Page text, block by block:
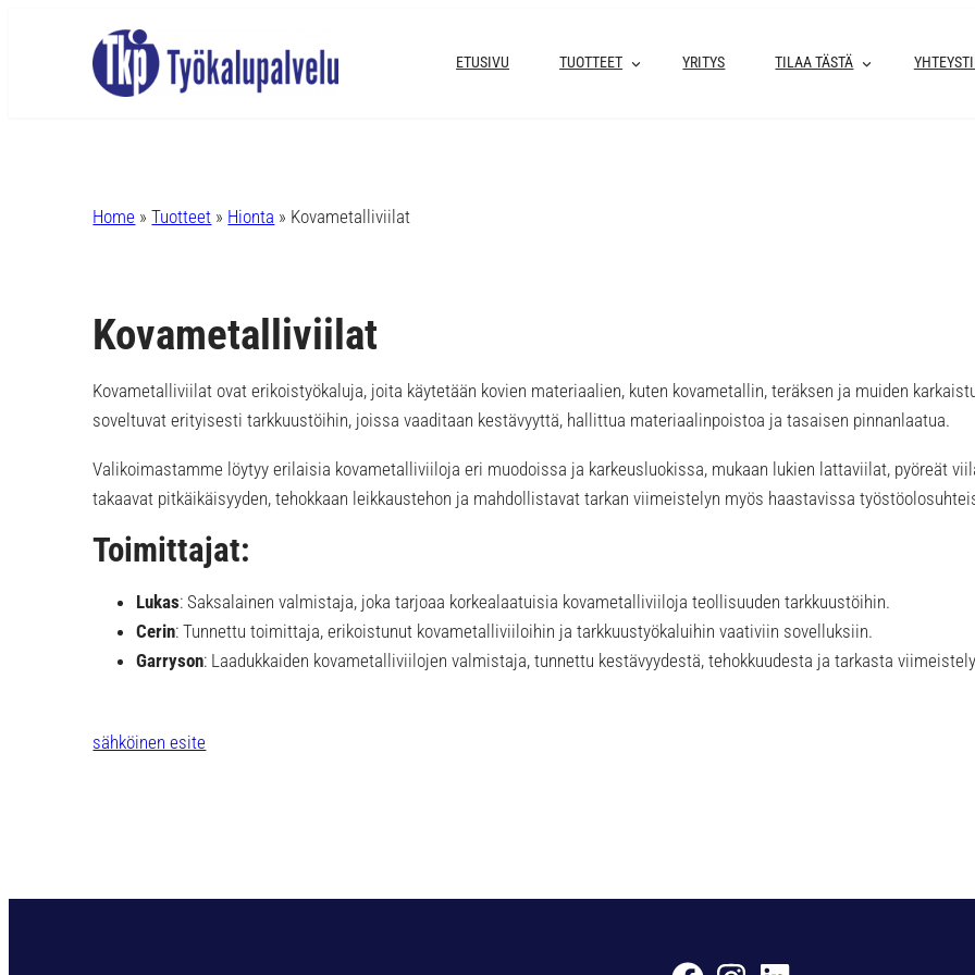
ETUSIVU TUOTTEET YRITYS TILAA TÄSTÄ
Home »Tuotteet » Hionta » Kovametalliviilat
Kovametalliviilat
Kovametalliviilat ovat erikoistyökaluja, joita käytetään kovien materiaalien, kuten kovametallin, teräksen ja muiden
soveltuvat erityisesti tarkkuustöihin, joissa vaaditaan kestävyyttä, hallittua materiaalinpoistoa ja tasaisen pinnanlaatua.
Valikoimastamme löytyy erilaisia kovametalliviiloja eri muodoissa ja karkeusluokissa, mukaan lukien lattaviilat, pyöreät
takaavat pitkäikäisyyden, tehokkaan leikkaustehon ja mahdollistavat tarkan viimeistelyn myös haastavissa
Toimittajat:
Lukas: Saksalainen valmistaja, joka tarjoaa korkealaatuisia kovametalliviiloja teollisuuden tarkkuustöihin.
Cerin: Tunnettu toimittaja, erikoistunut kovametalliviiloihin ja tarkkuustyökaluihin vaativiin sovelluksiin.
Garryson: Laadukkaiden kovametalliviilojen valmistaja, tunnettu kestävyydestä, tehokkuudesta ja tarkasta
sähköinen esite